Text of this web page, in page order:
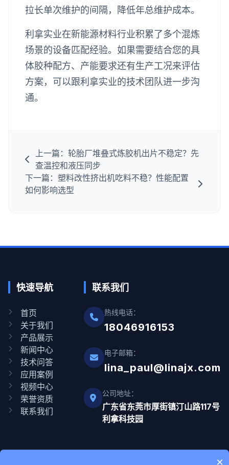
拉长单次维护的间隔，降低年总维护成本。
利拿实业在新能源材料行业积累了多个混炼
场景的设备匹配经验。如果需要结合您的具
体胶种配方、产能要求还有生产工况来评估
方案，可以跟利拿实业的技术团队进一步沟
通。
上一篇：轮胎厂堆叠式炼胶机出片不稳定？先
查温控和液压同步
下一篇：塑料改性挤出机吃料不稳？性能配置
如何影响选型
快速导航
首页
关于我们
产品展示
新闻中心
技术问答
应用案例
视频中心
荣誉资质
联系我们
联系我们
热线电话：
18046916153
电子邮箱：
lina_paul@linajx.com
公司地址：
广东省东莞市厚街镇汀山路117号
利拿科技园
×